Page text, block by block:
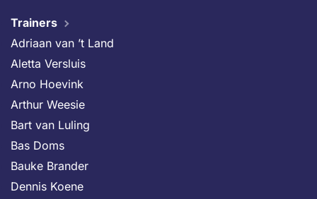
Trainers
Adriaan van ’t Land
Aletta Versluis
Arno Hoevink
Arthur Weesie
Bart van Luling
Bas Doms
Bauke Brander
Dennis Koene